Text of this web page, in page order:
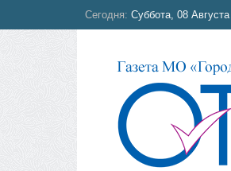
Сегодня: Суббота, 08 Августа